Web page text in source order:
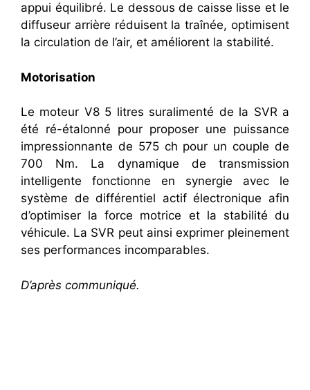
appui équilibré. Le dessous de caisse lisse et le
diffuseur arrière réduisent la traînée, optimisent
la circulation de l’air, et améliorent la stabilité.
Motorisation
Le moteur V8 5 litres suralimenté de la SVR a
été ré-étalonné pour proposer une puissance
impressionnante de 575 ch pour un couple de
700 Nm. La dynamique de transmission
intelligente fonctionne en synergie avec le
système de différentiel actif électronique afin
d’optimiser la force motrice et la stabilité du
véhicule. La SVR peut ainsi exprimer pleinement
ses performances incomparables.
D’après communiqué.